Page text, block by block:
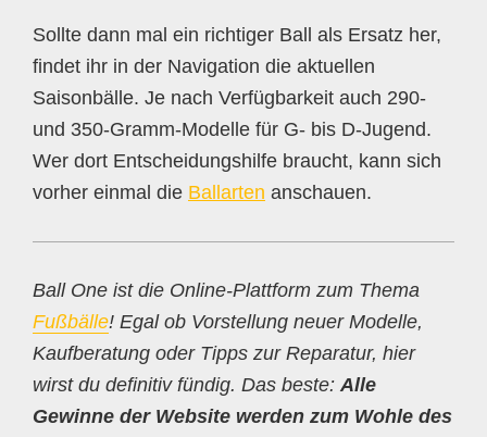
Sollte dann mal ein richtiger Ball als Ersatz her,
findet ihr in der Navigation die aktuellen
Saisonbälle. Je nach Verfügbarkeit auch 290-
und 350-Gramm-Modelle für G- bis D-Jugend.
Wer dort Entscheidungshilfe braucht, kann sich
vorher einmal die Ballarten anschauen.
Ball One ist die Online-Plattform zum Thema
Fußbälle! Egal ob Vorstellung neuer Modelle,
Kaufberatung oder Tipps zur Reparatur, hier
wirst du definitiv fündig. Das beste: Alle
Gewinne der Website werden zum Wohle des